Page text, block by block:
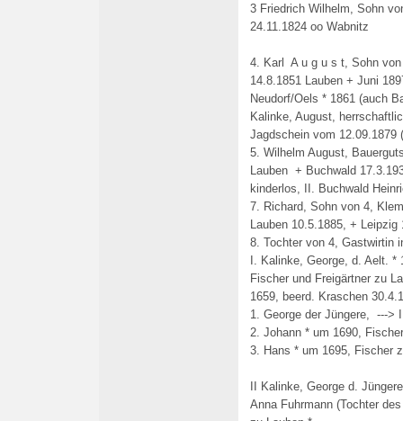
3 Friedrich Wilhelm, Sohn
24.11.1824 oo Wabnitz
4. Karl A u g u s t, Sohn
14.8.1851 Lauben + Juni
Neudorf/Oels * 1861 (auch
Kalinke, August,
Jagdschein vom 12.09.1879
5. Wilhelm August,
Lauben + Buchwald
kinderlos, II. Buchwald
7. Richard, Sohn von 4,
Lauben 10.5.1885, +
8. Tochter von 4, Gastwirtin
I. Kalinke, George, d. Aelt.
Fischer und Freigärtner zu
1659, beerd. Kraschen
1. George der Jüngere, --->
2. Johann * um 1690,
3. Hans * um 1695, Fischer
II Kalinke, George d.
Anna Fuhrmann (Tochter